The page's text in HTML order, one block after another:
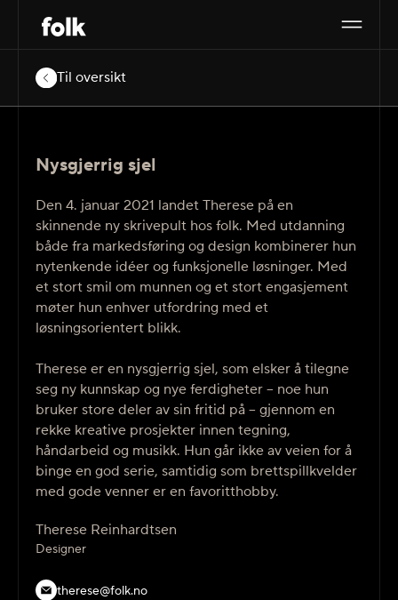
Til oversikt
Nysgjerrig sjel
Den 4. januar 2021 landet Therese på en
skinnende ny skrivepult hos folk. Med utdanning
både fra markedsføring og design kombinerer hun
nytenkende idéer og funksjonelle løsninger. Med
et stort smil om munnen og et stort engasjement
møter hun enhver utfordring med et
løsningsorientert blikk.
Therese er en nysgjerrig sjel, som elsker å tilegne
seg ny kunnskap og nye ferdigheter – noe hun
bruker store deler av sin fritid på – gjennom en
rekke kreative prosjekter innen tegning,
håndarbeid og musikk. Hun går ikke av veien for å
binge en god serie, samtidig som brettspillkvelder
med gode venner er en favoritthobby.
Therese Reinhardtsen
Designer
therese@folk.no